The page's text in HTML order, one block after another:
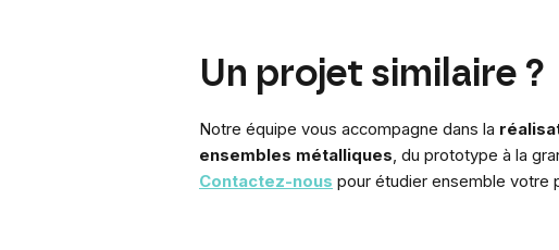
Un projet similaire ?
Notre équipe vous accompagne dans la
ensembles métalliques, du prototype à la
Contactez-nous pour étudier ensemble votre